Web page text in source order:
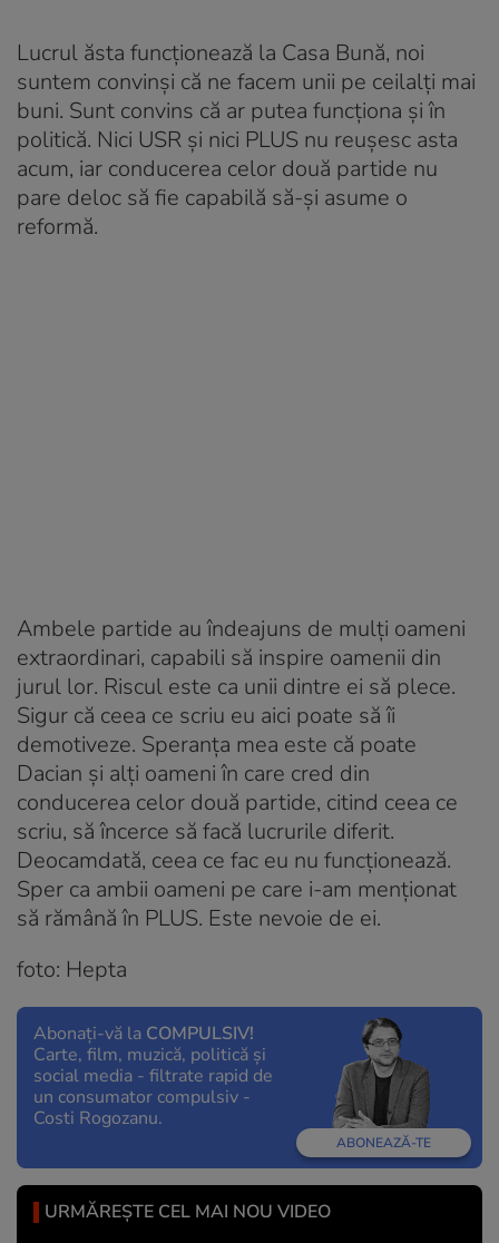
Lucrul ăsta funcționează la Casa Bună, noi
suntem convinși că ne facem unii pe ceilalți mai
buni. Sunt convins că ar putea funcționa și în
politică. Nici USR și nici PLUS nu reușesc asta
acum, iar conducerea celor două partide nu
pare deloc să fie capabilă să-și asume o
reformă.
Ambele partide au îndeajuns de mulți oameni
extraordinari, capabili să inspire oamenii din
jurul lor. Riscul este ca unii dintre ei să plece.
Sigur că ceea ce scriu eu aici poate să îi
demotiveze. Speranța mea este că poate
Dacian și alți oameni în care cred din
conducerea celor două partide, citind ceea ce
scriu, să încerce să facă lucrurile diferit.
Deocamdată, ceea ce fac eu nu funcționează.
Sper ca ambii oameni pe care i-am menționat
să rămână în PLUS. Este nevoie de ei.
foto: Hepta
Abonați-vă la COMPULSIV!
Carte, film, muzică, politică și
social media - filtrate rapid de
un consumator compulsiv -
Costi Rogozanu.
ABONEAZĂ-TE
URMĂREȘTE CEL MAI NOU VIDEO